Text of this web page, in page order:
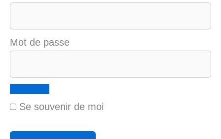
Mot de passe
Se souvenir de moi